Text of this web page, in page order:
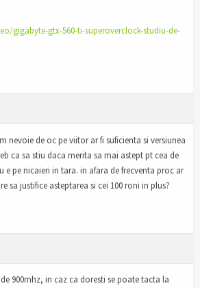
gigabyte-gtx-560-ti-superoverclock-studiu-de-
nevoie de oc pe viitor ar fi suficienta si versiunea
ca sa stiu daca merita sa mai astept pt cea de
e pe nicaieri in tara. in afara de frecventa proc ar
sa justifice asteptarea si cei 100 roni in plus?
900mhz, in caz ca doresti se poate tacta la